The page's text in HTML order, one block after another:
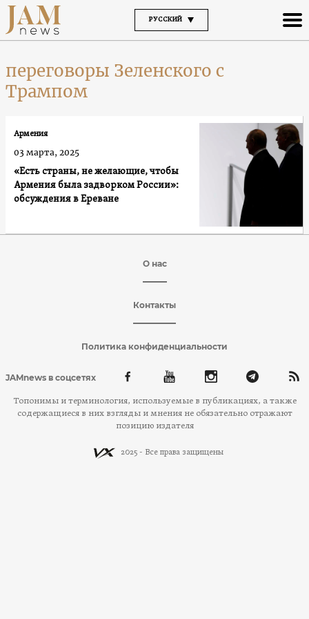
РУССКИЙ
переговоры Зеленского с
Трампом
«Есть страны, не желающие, чтобы
Армения была задворком России»:
обсуждения в Ереване
Армения
03 марта, 2025
О нас
Контакты
Политика конфиденциальности
JAMnews в соцсетях
Топонимы и терминология, используемые в публикациях, а также
содержащиеся в них взгляды и мнения не обязательно отражают
позицию издателя
2025 - Все права защищены